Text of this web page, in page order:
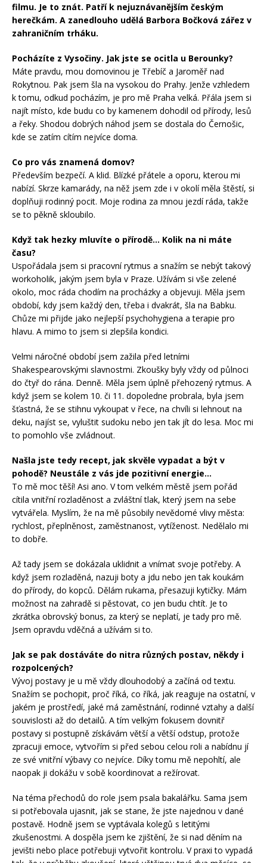
filmu. Je to znát. Patří k nejuznávanějším českým
herečkám. A zanedlouho udělá Barbora Bočková zářez v
zahraničním trháku.
Pocházíte z Vysočiny. Jak jste se ocitla u Berounky?
Máte pravdu, mou domovinou je Třebíč a Jaroměř nad
Rokytnou. Pak jsem šla na vysokou do Prahy. Jenže vzhledem
k tomu, odkud pocházím, je pro mě Praha velká. Přála jsem si
najít místo, kde budu co by kamenem dohodil od přírody, lesů
a řeky. Shodou dobrých náhod jsem se dostala do Černošic,
kde se zatím cítím nejvíce doma.
Co pro vás znamená domov?
Především bezpečí. A klid. Blízké přátele a oporu, kterou mi
nabízí. Skrze kamarády, na něž jsem zde i v okolí měla štěstí, si
doplňuji rodinný pocit. Moje rodina za mnou jezdí ráda, takže
se to pěkně skloubilo.
Když tak hezky mluvíte o přírodě… Kolik na ni máte
času?
Uspořádala jsem si pracovní rytmus a snažím se nebýt takový
workoholik, jakým jsem byla v Praze. Užívám si vše zelené
okolo, moc ráda chodím na procházky a objevuji. Měla jsem
období, kdy jsem každý den, třeba i dvakrát, šla na Babku.
Chůze mi přijde jako nejlepší psychohygiena a terapie pro
hlavu. A mimo to jsem si zlepšila kondici.
Velmi náročné období jsem zažila před letními
Shakespearovskými slavnostmi. Zkoušky byly vždy od půlnoci
do čtyř do rána. Denně. Měla jsem úplně přehozený rytmus. A
když jsem se kolem 10. či 11. dopoledne probrala, byla jsem
šťastná, že se stihnu vykoupat v řece, na chvíli si lehnout na
deku, najíst se, vyluštit sudoku nebo jen tak jít do lesa. Moc mi
to pomohlo vše zvládnout.
Našla jste tedy recept, jak skvěle vypadat a být v
pohodě? Neustále z vás jde pozitivní energie…
To mě moc těší! Asi ano. V tom velkém městě jsem pořád
cítila vnitřní rozladěnost a zvláštní tlak, který jsem na sebe
vytvářela. Myslím, že na mě působily nevědomé vlivy města:
rychlost, přeplněnost, zaměstnanost, vytíženost. Nedělalo mi
to dobře.
Až tady jsem se dokázala uklidnit a vnímat svoje potřeby. A
když jsem rozladěná, nazuji boty a jdu nebo jen tak koukám
do přírody, do kopců. Dělám rukama, přesazuji kytičky. Mám
možnost na zahradě si pěstovat, co jen budu chtít. Je to
zkrátka obrovský bonus, za který se neplatí, je tady pro mě.
Jsem opravdu vděčná a užívám si to.
Jak se pak dostáváte do nitra různých postav, někdy i
rozpolcených?
Vývoj postavy je u mě vždy dlouhodobý a začíná od textu.
Snažím se pochopit, proč říká, co říká, jak reaguje na ostatní, v
jakém je prostředí, jaké má zaměstnání, rodinné vztahy a další
souvislosti až do detailů. A tím velkým fokusem dovnitř
postavy si postupně získávám větší a větší odstup, protože
zpracuji emoce, vytvořím si před sebou celou roli a nabídnu jí
ze své vnitřní výbavy co nejvíce. Díky tomu mě nepohltí, ale
naopak ji dokážu v sobě koordinovat a režírovat.
Na téma přechodů do role jsem psala bakalářku. Sama jsem
si potřebovala ujasnit, jak se stane, že jste najednou v dané
postavě. Hodně jsem se vyptávala kolegů s letitými
zkušenostmi. A dospěla jsem ke zjištění, že si nad děním na
jevišti nebo place potřebuji vytvořit kontrolu. V praxi to vypadá